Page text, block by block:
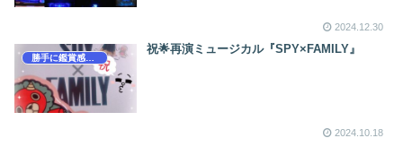
2024.12.30
祝🌟再演ミュージカル『SPY×FAMILY』
2024.10.18